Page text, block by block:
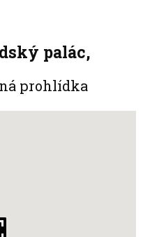
palác,
prohlídka